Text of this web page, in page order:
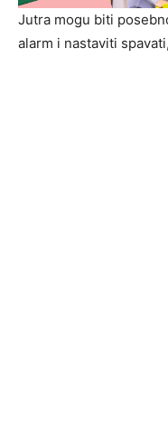
Jutra mogu biti
alarm i nastaviti